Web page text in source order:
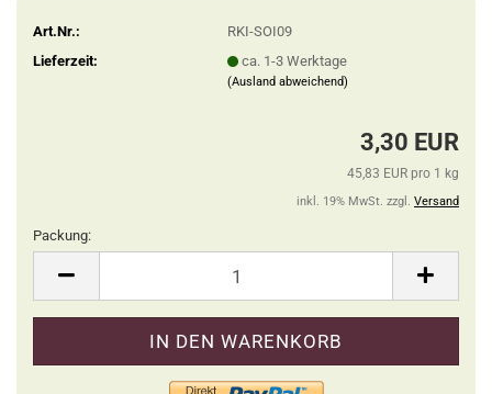
Art.Nr.:
RKI-SOI09
Lieferzeit:
ca. 1-3 Werktage
(Ausland abweichend)
3,30 EUR
45,83 EUR pro 1 kg
inkl. 19% MwSt. zzgl. Versand
Packung: